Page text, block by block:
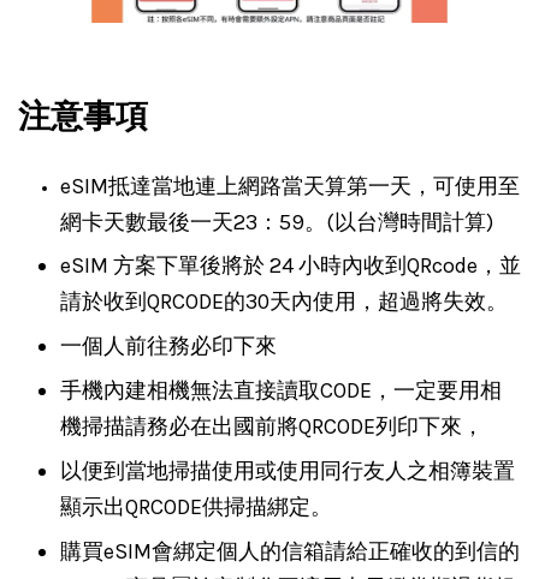
注意事項
eSIM抵達當地連上網路當天算第一天，可使用至
網卡天數最後一天23：59。(以台灣時間計算)
eSIM 方案下單後將於 24 小時內收到QRcode，並
請於收到QRCODE的30天內使用，超過將失效。
一個人前往務必印下來
手機內建相機無法直接讀取CODE，一定要用相
機掃描請務必在出國前將QRCODE列印下來，
以便到當地掃描使用或使用同行友人之相簿裝置
顯示出QRCODE供掃描綁定。
購買eSIM會綁定個人的信箱請給正確收的到信的